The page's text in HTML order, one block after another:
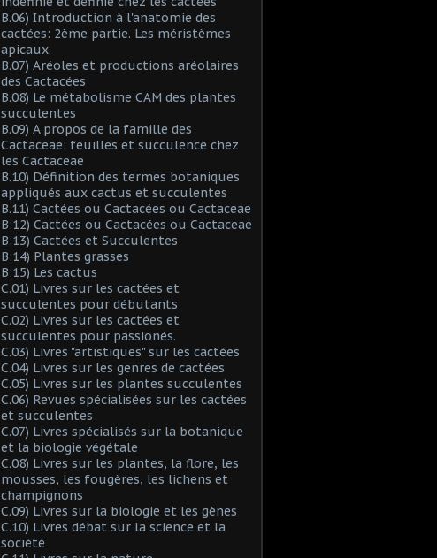
B.06) Introduction à l'anatomie des
cactées: 2ème partie. Les méristèmes
apicaux.
B.07) Aréoles et productions aréolaires
des Cactacées
B.08) Le métabolisme CAM des plantes
succulentes
B.09) A propos de la famille des
Cactaceae: feuilles et succulence chez
les Cactaceae
B.10) Définition des termes botaniques
appliqués aux cactus et succulentes
B.11) Cactées ou Cactacées ou Cactaceae
B:12) Cactées ou Cactacées ou Cactaceae
B:13) Cactées et Succulentes
B:14) Plantes grasses
B:15) Les cactus
C.01) Livres sur les cactées et
succulentes pour débutants
C.02) Livres sur les cactées et
succulentes pour passionés.
C.03) Livres "artistiques" sur les cactées
C.04) Livres sur les genres de cactées
C.05) Livres sur les plantes succulentes
C.06) Revues spécialisées sur les cactées
et succulentes
C.07) Livres spécialisés sur la botanique
et la biologie végétale
C.08) Livres sur les plantes, la flore, les
mousses, les fougères, les lichens et
champignons
C.09) Livres sur la biologie et les gènes
C.10) Livres débat sur la science et la
société